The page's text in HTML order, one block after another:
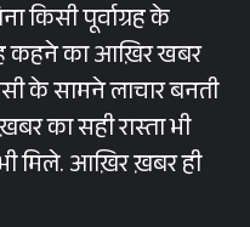
किसी पूर्वाग्रह के
कहने का आख़िर खबर
के सामने लाचार बनती
का सही रास्ता भी
मिले. आख़िर ख़बर ही